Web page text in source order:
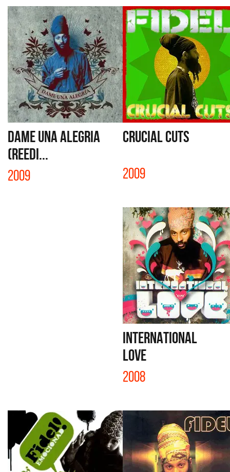
DAME UNA ALEGRIA
(REEDI...
2009
CRUCIAL CUTS
2009
INTERNATIONAL
LOVE
2008